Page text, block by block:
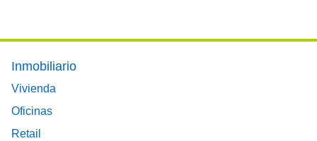
Footer main menu
Inmobiliario
Vivienda
Oficinas
Retail